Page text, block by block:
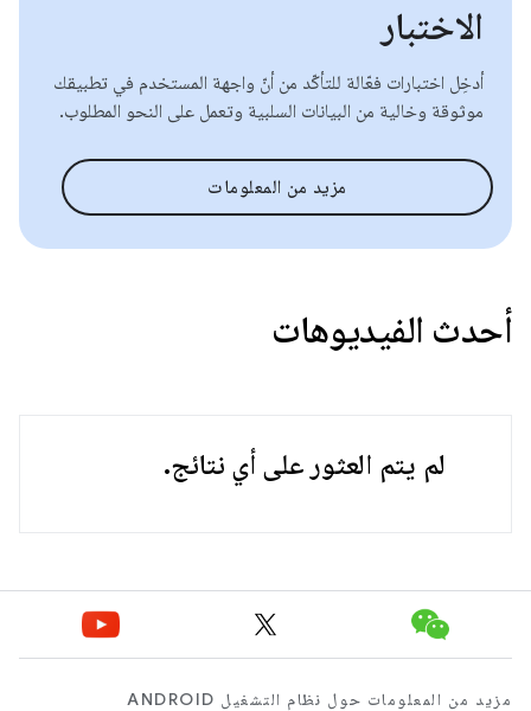
الاختبار
أدخِل اختبارات فعّالة للتأكّد من أنّ واجهة المستخدم في تطبيقك
موثوقة وخالية من البيانات السلبية وتعمل على النحو المطلوب.
مزيد من المعلومات
أحدث الفيديوهات
لم يتم العثور على أي نتائج.
مزيد من المعلومات حول نظام التشغيل ANDROID